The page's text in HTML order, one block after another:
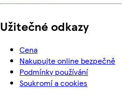
Užitečné odkazy
Cena
Nakupujte online bezpečně
Podmínky používání
Soukromí a cookies